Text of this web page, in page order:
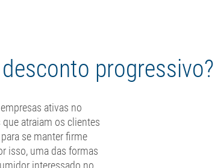
progressivo?
ativas no
atraiam os clientes
se manter firme
isso, uma das formas
interessado no